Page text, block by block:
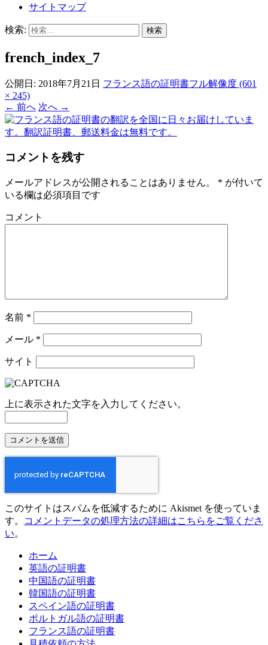
サイトマップ
検索:
french_index_7
公開日: 2018年7月21日 フランス語の証明書フル解像度 (601
× 245)
← 前へ 次へ →
コメントを残す
メールアドレスが公開されることはありません。 * が付いて
いる欄は必須項目です
コメント
名前 *
メール *
サイト
上に表示された文字を入力してください。
このサイトはスパムを低減するために Akismet を使っていま
す。
コメントデータの処理方法の詳細はこちらをご覧くださ
い。
ホーム
英語の証明書
中国語の証明書
韓国語の証明書
スペイン語の証明書
ポルトガル語の証明書
フランス語の証明書